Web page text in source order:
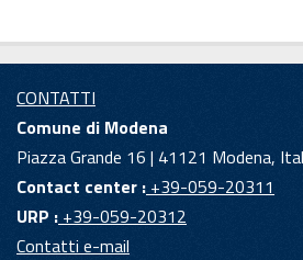
CONTATTI
Comune di Modena
Piazza Grande 16 | 41121 Modena,
Contact center : +39-059-20311
URP : +39-059-20312
Contatti e-mail